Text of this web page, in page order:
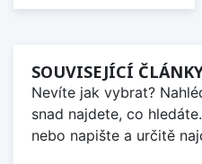
SOUVISEJÍCÍ
Nevíte jak vybrat?
snad najdete, co
nebo napište a určitě